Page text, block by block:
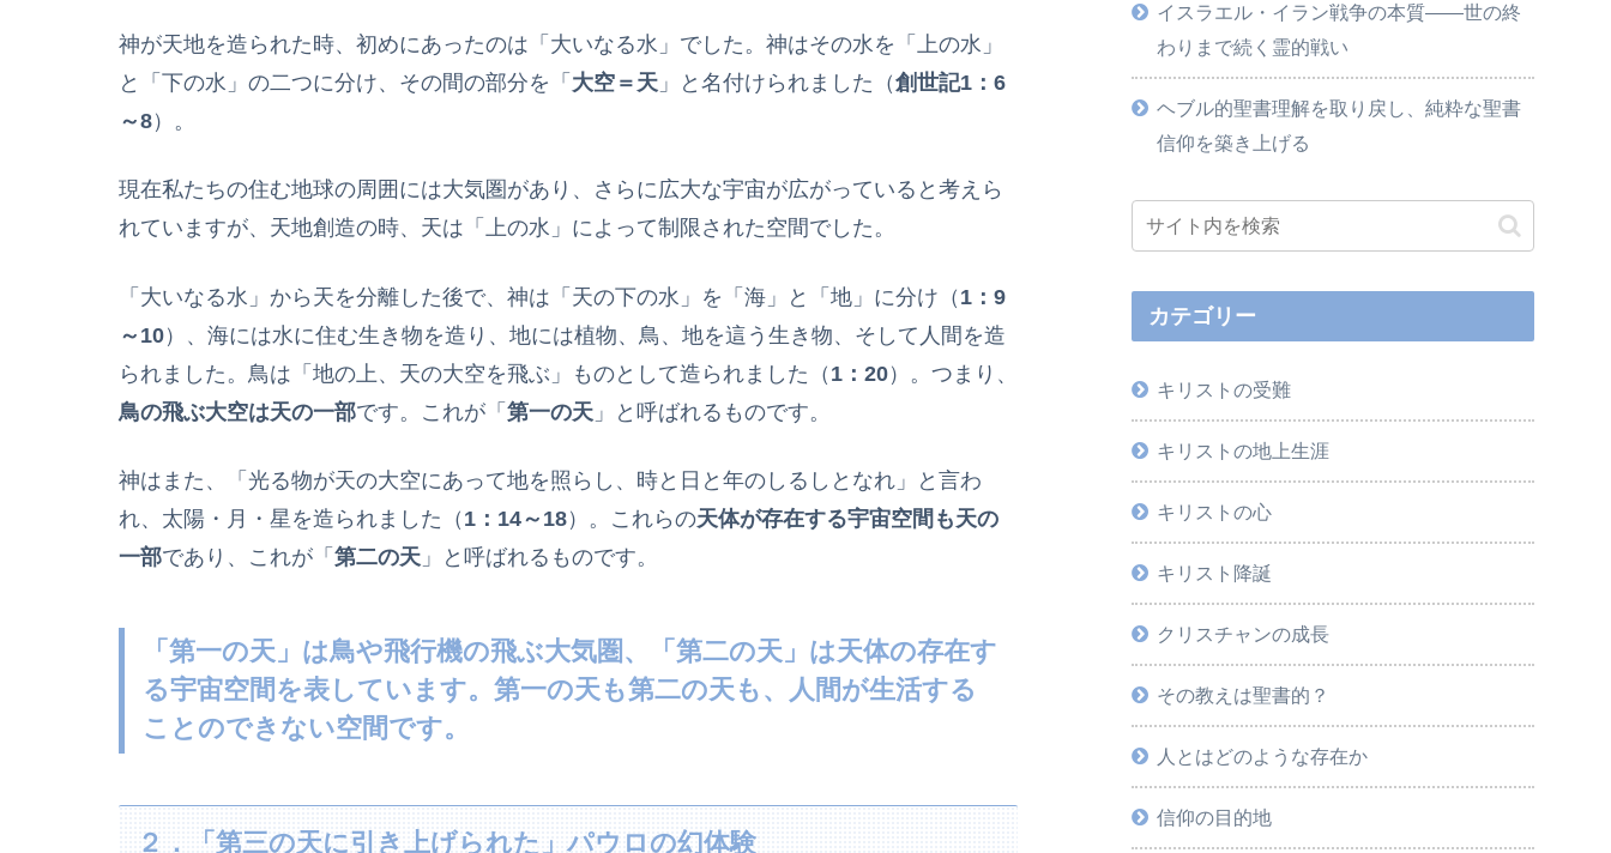
神が天地を造られた時、初めにあったのは「大いなる水」でした。神はその水を「上の水」
と「下の水」の二つに分け、その間の部分を「 大空＝天 」と名付けられました（創世記1：6
～8）。
現在私たちの住む地球の周囲には大気圏があり、さらに広大な宇宙が広がっていると考えら
れていますが、天地創造の時、天は「上の水」によって制限された空間でした。
「大いなる水」から天を分離した後で、神は「天の下の水」を「海」と「地」に分け（ 1：9
～10）、海には水に住む生き物を造り、地には植物、鳥、地を這う生き物、そして人間を造
られました。鳥は「地の上、天の大空を飛ぶ」ものとして造られました（ 1：20）。つまり、
鳥の飛ぶ大空は天の一部です。これが「 第一の天 」と呼ばれるものです。
神はまた、「光る物が天の大空にあって地を照らし、時と日と年のしるしとなれ」と言わ
れ、太陽・月・星を造られました（ 1：14～18）。これらの天体が存在する宇宙空間も天の
一部であり、これが「 第二の天 」と呼ばれるものです。
「第一の天」は鳥や飛行機の飛ぶ大気圏、「第二の天」は天体の存在す
る宇宙空間を表しています。第一の天も第二の天も、人間が生活する
ことのできない空間です。
２．「第三の天に引き上げられた」パウロの幻体験
イスラエル・イラン戦争の本質――世の終
わりまで続く霊的戦い
ヘブル的聖書理解を取り戻し、純粋な聖書
信仰を築き上げる
カテゴリー
キリストの受難
キリストの地上生涯
キリストの心
キリスト降誕
クリスチャンの成長
その教えは聖書的？
人とはどのような存在か
信仰の目的地